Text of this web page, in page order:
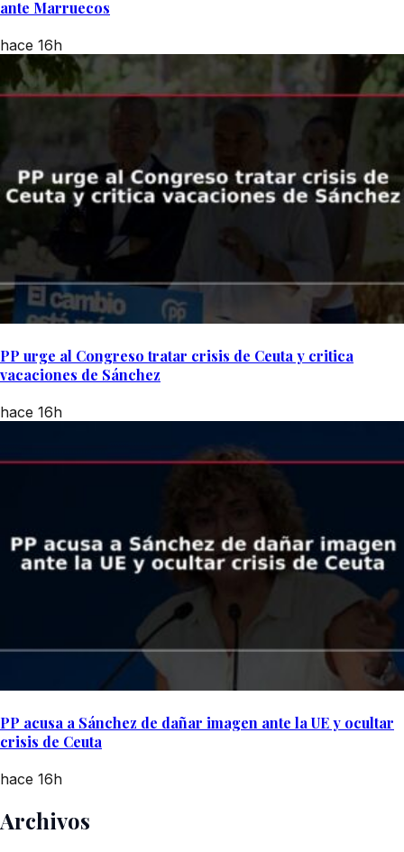
ante Marruecos
hace 16h
PP urge al Congreso tratar crisis de Ceuta y critica
vacaciones de Sánchez
hace 16h
PP acusa a Sánchez de dañar imagen ante la UE y ocultar
crisis de Ceuta
hace 16h
Archivos